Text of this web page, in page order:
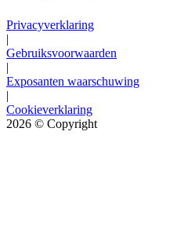
Privacyverklaring
|
Gebruiksvoorwaarden
|
Exposanten waarschuwing
|
Cookieverklaring
2026 © Copyright